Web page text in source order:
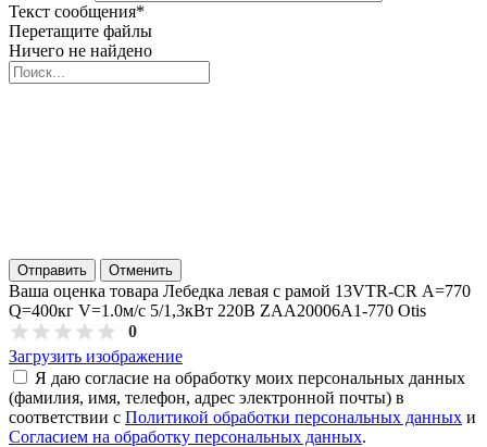
Текст сообщения*
Перетащите файлы
Ничего не найдено
Отправить Отменить
Ваша оценка товара Лебедка левая с рамой 13VTR-CR А=770
Q=400кг V=1.0м/с 5/1,3кВт 220В ZAA20006A1-770 Otis
0
Загрузить изображение
Я даю согласие на обработку моих персональных данных
(фамилия, имя, телефон, адрес электронной почты) в
соответствии с Политикой обработки персональных данных и
Согласием на обработку персональных данных.